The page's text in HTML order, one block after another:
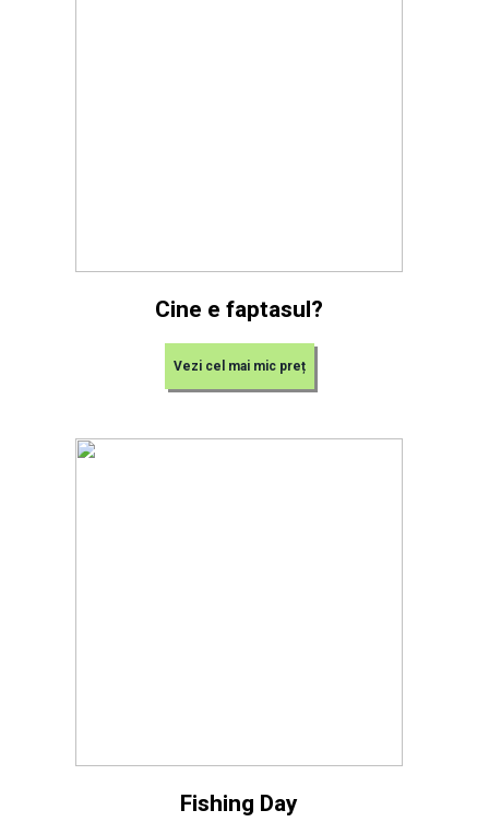
Cine e faptasul?
Vezi cel mai mic preț
Fishing Day